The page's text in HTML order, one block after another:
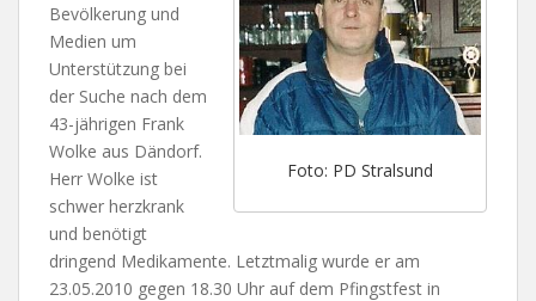
Foto: PD Stralsund
Bevölkerung und
Medien um
Unterstützung bei
der Suche nach dem
43-jährigen Frank
Wolke aus Dändorf.
Herr Wolke ist
schwer herzkrank
und benötigt
dringend Medikamente. Letztmalig wurde er am
23.05.2010 gegen 18.30 Uhr auf dem Pfingstfest in